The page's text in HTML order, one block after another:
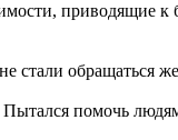
приводящие
стали обращаться
помочь